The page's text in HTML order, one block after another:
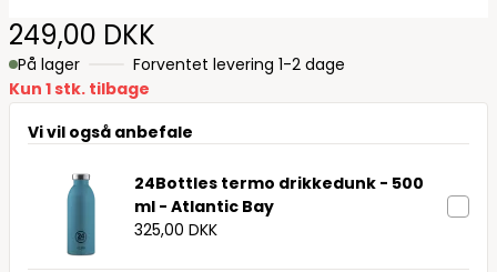
249,00 DKK
På lager
Forventet levering 1-2 dage
Kun 1 stk. tilbage
Vi vil også anbefale
24Bottles termo drikkedunk - 500
ml - Atlantic Bay
325,00 DKK